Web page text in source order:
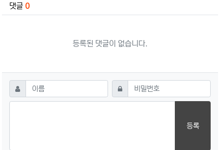
댓글 0
등록된 댓글이 없습니다.
댓글쓰기
이름 필수 비밀번호필수
등록